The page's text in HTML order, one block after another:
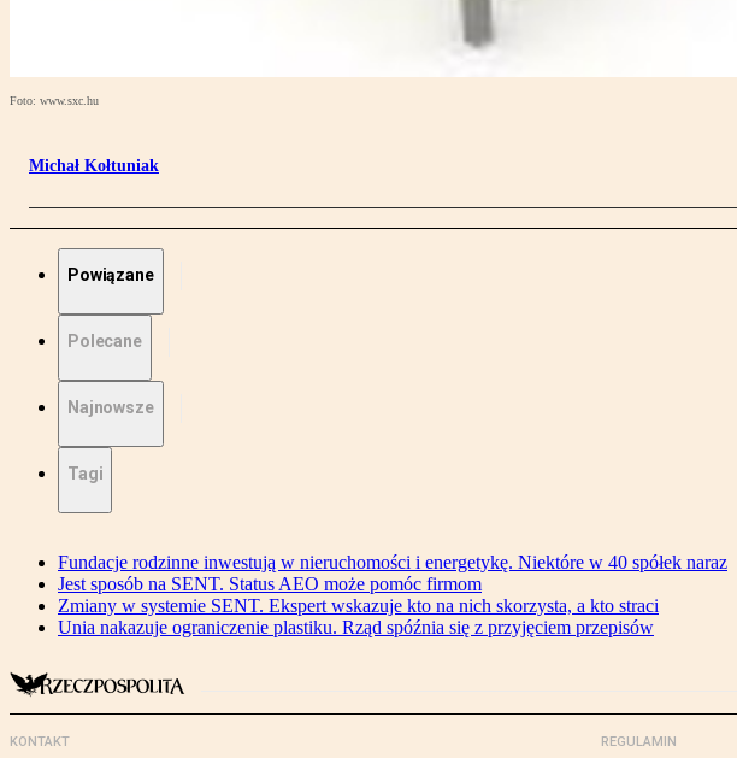
Foto: www.sxc.hu
Michał Kołtuniak
Powiązane
Polecane
Najnowsze
Tagi
Fundacje rodzinne inwestują w nieruchomości i energetykę. Niektóre w 40 spółek naraz
Jest sposób na SENT. Status AEO może pomóc firmom
Zmiany w systemie SENT. Ekspert wskazuje kto na nich skorzysta, a kto straci
Unia nakazuje ograniczenie plastiku. Rząd spóźnia się z przyjęciem przepisów
KONTAKT REGULAMIN